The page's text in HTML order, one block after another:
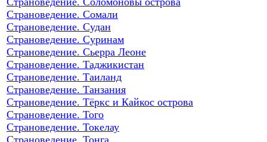
Страноведение. Сомали
Страноведение. Судан
Страноведение. Суринам
Страноведение. Сьерра Леоне
Страноведение. Таджикистан
Страноведение. Таиланд
Страноведение. Танзания
Страноведение. Тёркс и Кайкос острова
Страноведение. Того
Страноведение. Токелау
Страноведение. Тонга